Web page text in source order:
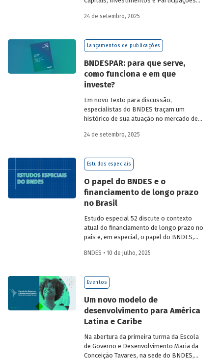
novas empresas investidas pela
Finanças e Gente e Gestão da Santa Clara
Agrociência Industrial, e Eduardo Couto,
importância da atuação de bancos de
desenvolvimento no mercado de capitais,
a nova estratégia do BNDES e os planos
24 de setembro, 2025
Lançamentos de publicações
BNDESPAR: para que serve,
como funciona e em que
investe?
Em novo Texto para discussão,
especialistas do BNDES traçam um
histórico de sua atuação no mercado de
atividade para o desenvolvimento e
investimentos da BNDESPAR.
24 de setembro, 2025
Estudos especiais
O papel do BNDES e o
financiamento de longo prazo
no Brasil
Estudo especial 52 discute o contexto
atual do financiamento de longo prazo no
país e, em especial, o papel do BNDES,
mercado de crédito e a evolução das
BNDES • 10 de julho, 2025
Eventos
Um novo modelo de
desenvolvimento para América
Latina e Caribe
Na abertura da primeira turma da Escola
de Governo e Desenvolvimento Maria da
Conceição Tavares, na sede do BNDES,